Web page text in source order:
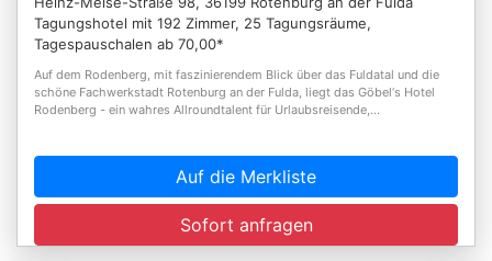
Tagungshotel mit 192 Zimmer, 25 Tagungsräume,
Tagespauschalen ab 70,00*
Auf dem Rodenberg, mit faszinierendem Blick über das Fuldatal und die
schöne Fachwerkstadt Rotenburg an der Fulda, liegt das Göbel‘s Hotel
Rodenberg - ein wahres Allroundtalent für Urlaubsreisende,...
Auf die Merkliste
Sofort anfragen